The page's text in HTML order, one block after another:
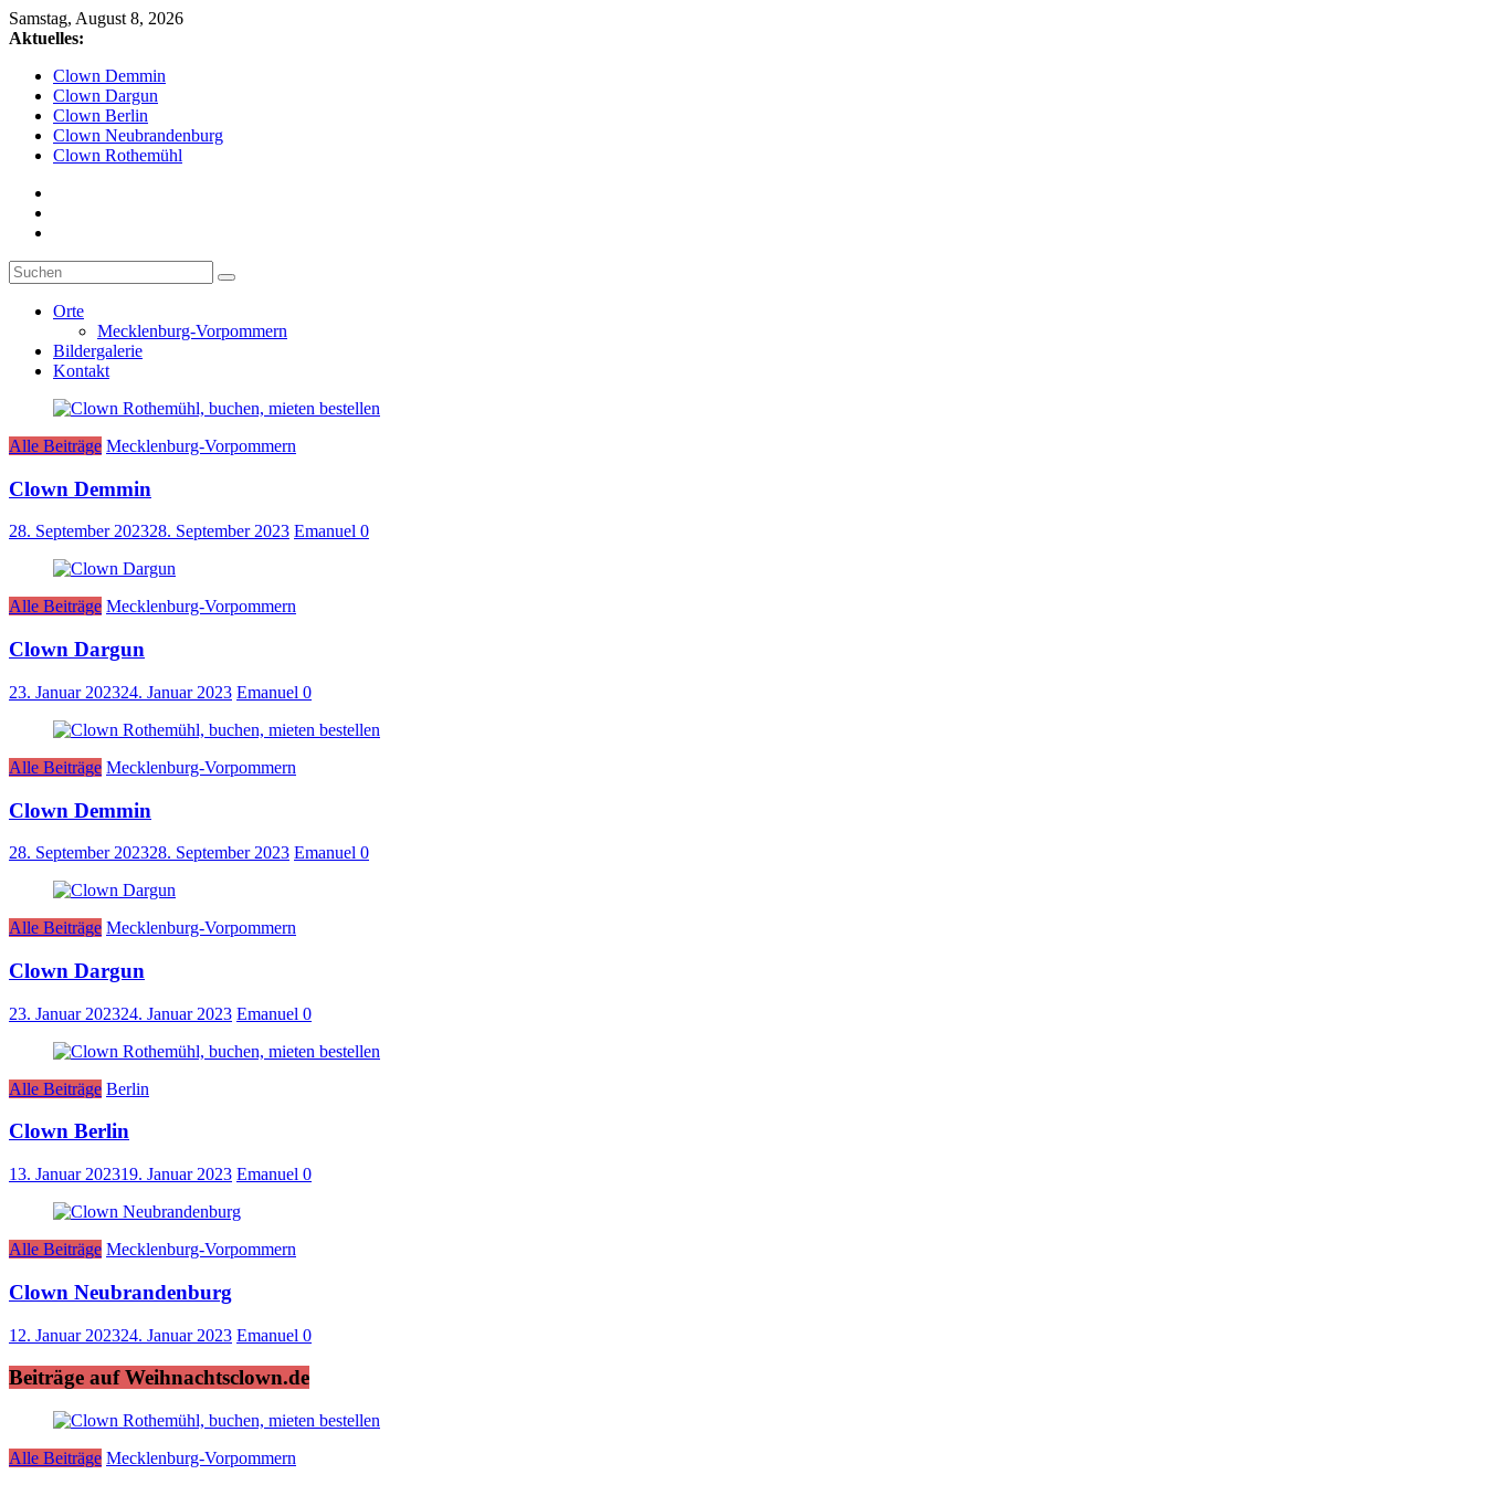
Zum
Inhalt
Samstag, August 8, 2026
Aktuelles:
Clown Demmin
Clown Dargun
Clown Berlin
Clown Neubrandenburg
Clown Rothemühl
Weihnachtsclown
Frau
Clown
Weihnachtsclown
buchen!
Orte
Mecklenburg-Vorpommern
Bildergalerie
Kontakt
Alle Beiträge Mecklenburg-Vorpommern
Clown Demmin
28. September 202328. September 2023 Emanuel 0
Alle Beiträge Mecklenburg-Vorpommern
Clown Dargun
23. Januar 202324. Januar 2023 Emanuel 0
Alle Beiträge Mecklenburg-Vorpommern
Clown Demmin
28. September 202328. September 2023 Emanuel 0
Alle Beiträge Mecklenburg-Vorpommern
Clown Dargun
23. Januar 202324. Januar 2023 Emanuel 0
Alle Beiträge Berlin
Clown Berlin
13. Januar 202319. Januar 2023 Emanuel 0
Alle Beiträge Mecklenburg-Vorpommern
Clown Neubrandenburg
12. Januar 202324. Januar 2023 Emanuel 0
Beiträge auf Weihnachtsclown.de
Alle Beiträge Mecklenburg-Vorpommern